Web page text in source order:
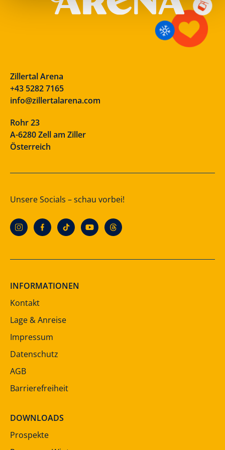
Zillertal Arena
+43 5282 7165
info@zillertalarena.com
Rohr 23
A-6280 Zell am Ziller
Österreich
Unsere Socials – schau vorbei!
INFORMATIONEN
Kontakt
Lage & Anreise
Impressum
Datenschutz
AGB
Barrierefreiheit
DOWNLOADS
Prospekte